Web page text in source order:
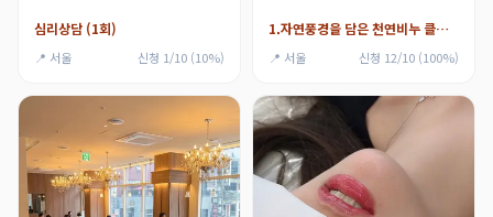
심리상담 (1회)
📍 서울 신청 1/10 (10%)
1.자연풍경을 담은 천연비누 클래스,2.큐티 케이크 천연비누,3.비비드 컬러 드로잉 마블비누,4.캐릭터 mp비누,5.보글보글 천연 입욕제,6.나만의 반려 화분 만들기,7.친환경 샴푸바 만들기
📍 서울 신청 12/10 (100%)